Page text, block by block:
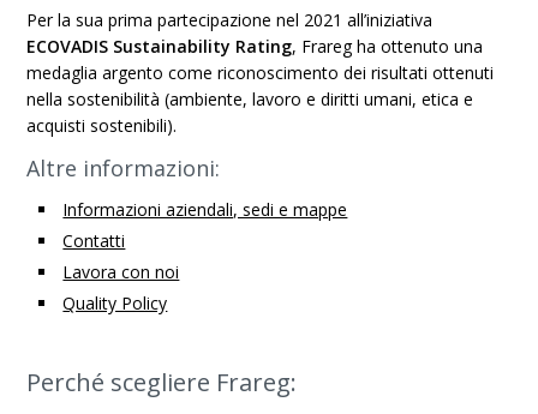
Per la sua prima partecipazione nel 2021 all’iniziativa
ECOVADIS Sustainability Rating, Frareg ha ottenuto una
medaglia argento come riconoscimento dei risultati ottenuti
nella sostenibilità (ambiente, lavoro e diritti umani, etica e
acquisti sostenibili).
Altre informazioni:
Informazioni aziendali, sedi e mappe
Contatti
Lavora con noi
Quality Policy
Perché scegliere Frareg: